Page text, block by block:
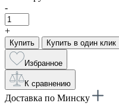
-
+
Купить Купить в один клик
Избранное
К сравнению
Доставка по Минску